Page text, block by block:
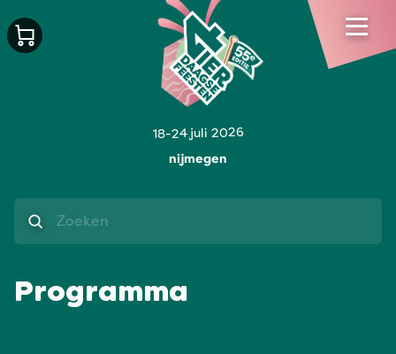
18-24 juli 2026
nijmegen
Zoeken
Programma